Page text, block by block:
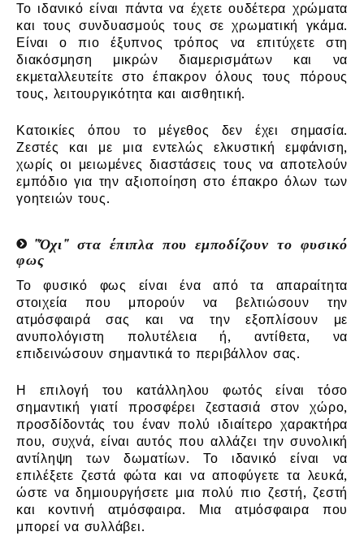
Το ιδανικό είναι πάντα να έχετε ουδέτερα χρώματα
και τους συνδυασμούς τους σε χρωματική γκάμα.
Είναι ο πιο έξυπνος τρόπος να επιτύχετε στη
διακόσμηση μικρών διαμερισμάτων και να
εκμεταλλευτείτε στο έπακρον όλους τους πόρους
τους, λειτουργικότητα και αισθητική.
Κατοικίες όπου το μέγεθος δεν έχει σημασία.
Ζεστές και με μια εντελώς ελκυστική εμφάνιση,
χωρίς οι μειωμένες διαστάσεις τους να αποτελούν
εμπόδιο για την αξιοποίηση στο έπακρο όλων των
γοητειών τους.
"Όχι" στα έπιπλα που εμποδίζουν το φυσικό
φως
Το φυσικό φως είναι ένα από τα απαραίτητα
στοιχεία που μπορούν να βελτιώσουν την
ατμόσφαιρά σας και να την εξοπλίσουν με
ανυπολόγιστη πολυτέλεια ή, αντίθετα, να
επιδεινώσουν σημαντικά το περιβάλλον σας.
Η επιλογή του κατάλληλου φωτός είναι τόσο
σημαντική γιατί προσφέρει ζεστασιά στον χώρο,
προσδίδοντάς του έναν πολύ ιδιαίτερο χαρακτήρα
που, συχνά, είναι αυτός που αλλάζει την συνολική
αντίληψη των δωματίων. Το ιδανικό είναι να
επιλέξετε ζεστά φώτα και να αποφύγετε τα λευκά,
ώστε να δημιουργήσετε μια πολύ πιο ζεστή, ζεστή
και κοντινή ατμόσφαιρα. Μια ατμόσφαιρα που
μπορεί να συλλάβει.